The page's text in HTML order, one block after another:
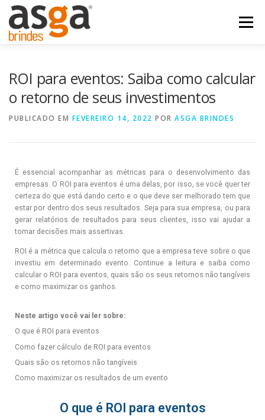
Menu
ROI para eventos: Saiba como calcular
o retorno de seus investimentos
PUBLICADO EM FEVEREIRO 14, 2022 POR ASGA BRINDES
É essencial acompanhar as métricas para o desenvolvimento das
empresas. O ROI para eventos é uma delas, por isso, se você quer ter
certeza do que está dando certo e o que deve ser melhorado tem que
estar por dentro dos seus resultados. Seja para sua empresa, ou para
gerar relatórios de resultados para seus clientes, isso vai ajudar a
tomar decisões mais assertivas.
ROI é a métrica que calcula o retorno que a empresa teve sobre o que
investiu em determinado evento. Continue a leitura e saiba como
calcular o ROI para eventos, quais são os seus retornos não tangíveis
e como maximizar os ganhos.
Neste artigo você vai ler sobre:
O que é ROI para eventos
Como fazer cálculo de ROI para eventos
Quais são os retornos não tangíveis
Como maximizar os resultados de um evento
O que é ROI para eventos